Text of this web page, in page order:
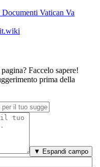
Vatican Va
Faccelo sapere!
prima della
▼ Espandi campo